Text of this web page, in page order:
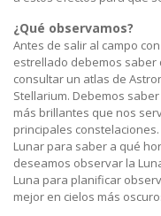
¿Qué observamos?
Antes de salir al campo
estrellado debemos saber
consultar un atlas de
Stellarium. Debemos
más brillantes que nos
principales
Lunar para saber a qué
deseamos observar la
Luna para planificar
mejor en cielos más